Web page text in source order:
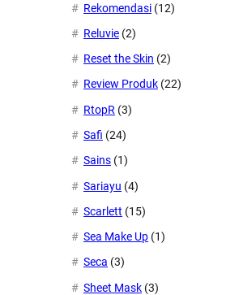
Rekomendasi (12)
Reluvie (2)
Reset the Skin (2)
Review Produk (22)
RtopR (3)
Safi (24)
Sains (1)
Sariayu (4)
Scarlett (15)
Sea Make Up (1)
Seca (3)
Sheet Mask (3)